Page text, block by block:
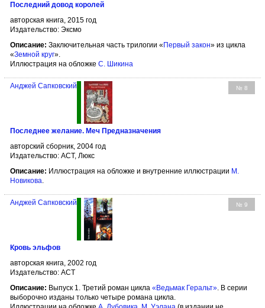
Последний довод королей
авторская книга, 2015 год
Издательство: Эксмо
Описание: Заключительная часть трилогии « Первый закон» из цикла
«Земной круг».
Иллюстрация на обложке С. Шикина
№ 8
Анджей Сапковский
Последнее желание. Меч Предназначения
авторский сборник, 2004 год
Издательство: АСТ, Люкс
Описание: Иллюстрация на обложке и внутренние иллюстрации М.
Новикова
№ 9
Анджей Сапковский
Кровь эльфов
авторская книга, 2002 год
Издательство: АСТ
Описание: Выпуск 1. Третий роман цикла «Ведьмак Геральт» . В серии
выборочно изданы только четыре романа цикла.